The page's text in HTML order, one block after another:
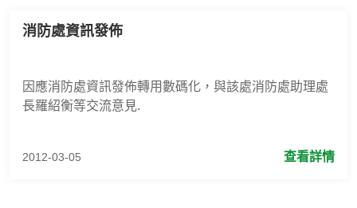
消防處資訊發佈
因應消防處資訊發佈轉用數碼化，與該處消防處助理處
長羅紹衡等交流意見.
2012-03-05 查看詳情